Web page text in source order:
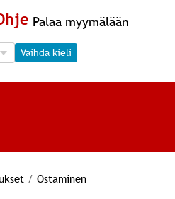
Palaa myymälään
Selection
Selection
Vaihda kieli
/ Ostaminen